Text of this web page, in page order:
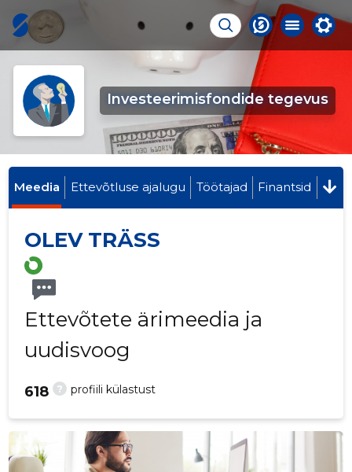
Investeerimisfondide tegevus
Meedia Ettevõtluse ajalugu Töötajad Finantsid
OLEV TRÄSS
Ettevõtete ärimeedia ja
uudisvoog
? profiili külastust
618